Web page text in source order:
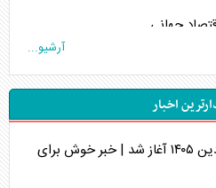
جهانی
واشنگتن
سیاستگذاری
آرشیو...
اخبار
واریز مابه‌التفاوت حقوق فروردین ۱۴۰۵ آغاز شد | خبر خوش برای